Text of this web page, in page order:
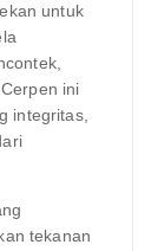
untuk
ini
integritas,
tekanan